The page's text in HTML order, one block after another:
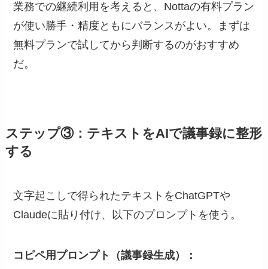
業務での継続利用を考えると、Nottaの有料プラン
が使い勝手・精度ともにバランスがよい。まずは
無料プランで試してから判断するのがおすすめ
だ。
ステップ③：テキストをAIで議事録に整形
する
文字起こしで得られたテキストをChatGPTや
Claudeに貼り付け、以下のプロンプトを使う。
コピペ用プロンプト（議事録生成）：